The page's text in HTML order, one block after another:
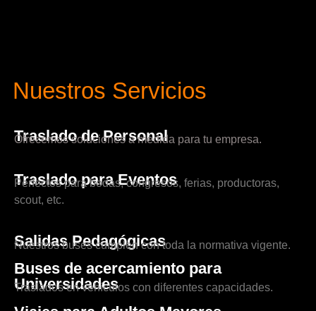
Nuestros Servicios
Traslado de Personal
Ofrecemos soluciones a medida para tu empresa.
Traslado para Eventos
Perfectos para bodas, congresos, ferias, productoras,
scout, etc.
Salidas Pedagógicas
Nuestros buses cumplen con toda la normativa vigente.
Buses de acercamiento para
Universidades
Traslados en vehículos con diferentes capacidades.